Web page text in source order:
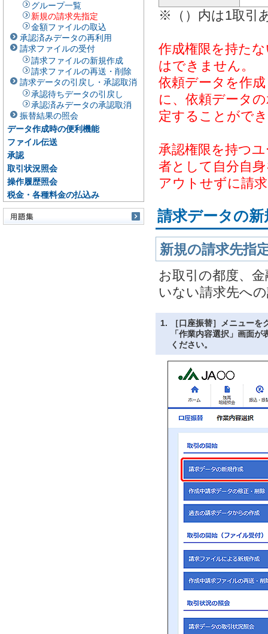
グループ一覧
新規の請求先指定
金額ファイルの取込
承認済みデータの再利用
請求ファイルの受付
請求ファイルの新規作成
請求ファイルの再送・削除
請求データの引戻し・承認取消
承認待ちデータの引戻し
承認済みデータの承認取消
振替結果の照会
データ作成時の便利機能
ファイル伝送
承認
取引状況照会
操作履歴照会
税金・各種料金の払込み
※（）内は1取引
作成権限を持た
はできません。
依頼データを作
に、依頼データ
定することがで
承認権限を持つ
者として自分自
アウトせずに請
請求データの新
新規の請求先指
お取引の都度、
いない請求先へ
1.
［口座振替］メニュー
「作業内容選択」画面
ください。